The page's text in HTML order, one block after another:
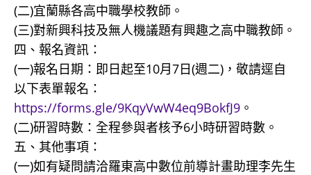
(二)宜蘭縣各高中職學校教師。
(三)對新興科技及無人機議題有興趣之高中職教師。
四、報名資訊：
(一)報名日期：即日起至10月7日(週二)，敬請逕自
以下表單報名：
https://forms.gle/9KqyVwW4eq9BokfJ9 。
(二)研習時數：全程參與者核予6小時研習時數。
五、其他事項：
(一)如有疑問請洽羅東高中數位前導計畫助理李先生